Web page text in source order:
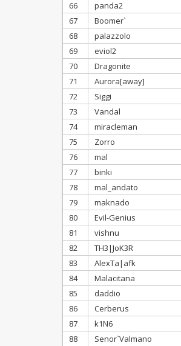
66
panda2
67
Boomer`
68
palazzolo
69
eviol2
70
Dragonite
71
Aurora[away]
72
Siggi
73
Vandal
74
miracleman
75
Zorro
76
mal
77
binki
78
mal_andato
79
maknado
80
Evil-Genius
81
vishnu
82
TH3|JoK3R
83
AlexTa|afk
84
Malacitana
85
daddio
86
Cerberus
87
k1N6
88
Senor`Valmano